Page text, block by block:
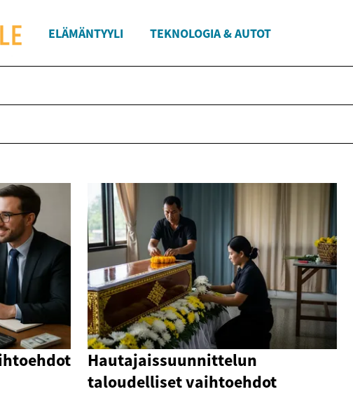
ELÄMÄNTYYLI TEKNOLOGIA & AUTOT
Hautajaissuunnittelun
taloudelliset vaihtoehdot